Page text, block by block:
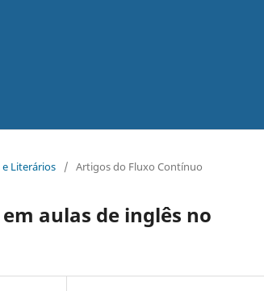
e Literários / Artigos do Fluxo Contínuo
aulas de inglês no